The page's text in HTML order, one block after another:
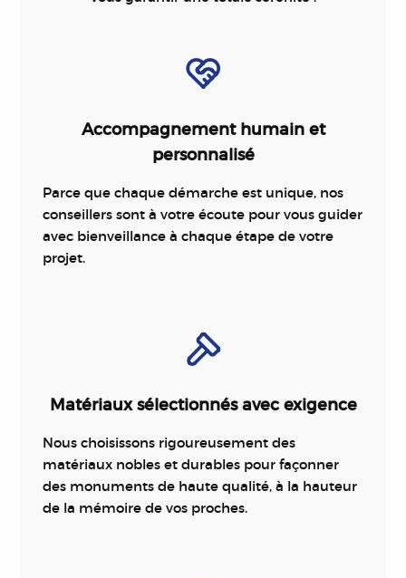
Accompagnement humain et
personnalisé
Parce que chaque démarche est unique, nos
conseillers sont à votre écoute pour vous guider
avec bienveillance à chaque étape de votre
projet.
Matériaux sélectionnés avec exigence
Nous choisissons rigoureusement des
matériaux nobles et durables pour façonner
des monuments de haute qualité, à la hauteur
de la mémoire de vos proches.